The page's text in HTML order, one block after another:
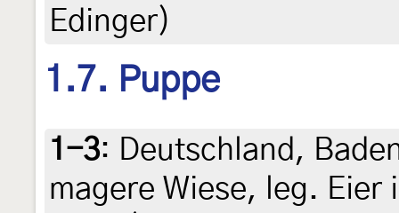
Edinger)
1.7. Puppe
1-3: Deutschland,
magere Wiese, leg. Eier